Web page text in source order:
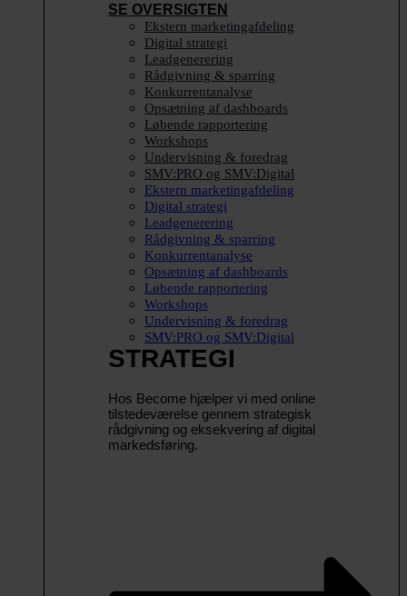
SE OVERSIGTEN
Ekstern marketingafdeling
Digital strategi
Leadgenerering
Rådgivning & sparring
Konkurrentanalyse
Opsætning af dashboards
Løbende rapportering
Workshops
Undervisning & foredrag
SMV:PRO og SMV:Digital
Ekstern marketingafdeling
Digital strategi
Leadgenerering
Rådgivning & sparring
Konkurrentanalyse
Opsætning af dashboards
Løbende rapportering
Workshops
Undervisning & foredrag
SMV:PRO og SMV:Digital
STRATEGI
Hos Become hjælper vi med online
tilstedeværelse gennem strategisk
rådgivning og eksekvering af digital
markedsføring.